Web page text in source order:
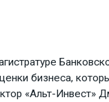
бизнеса,
«Альт-Инвест»